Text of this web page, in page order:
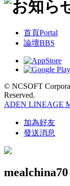
首頁Portal
論壇BBS
© NCSOFT
Reserved.
ADEN LINEAGE
加為好友
發送消息
mealchina70